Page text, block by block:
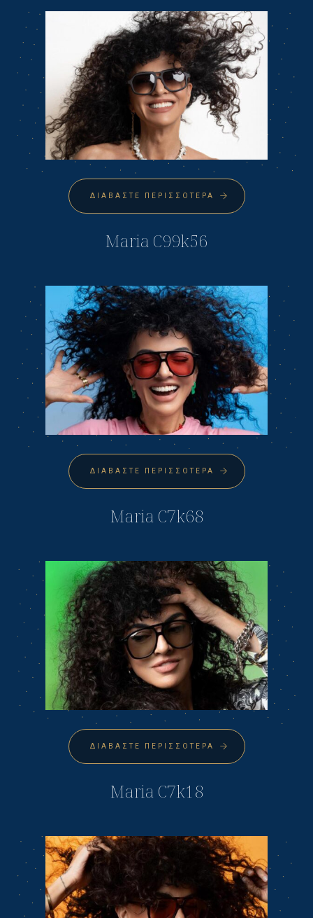
ΔΙΑΒΆΣΤΕ ΠΕΡΙΣΣΌΤΕΡΑ
Maria C99k56
ΔΙΑΒΆΣΤΕ ΠΕΡΙΣΣΌΤΕΡΑ
Maria C7k68
ΔΙΑΒΆΣΤΕ ΠΕΡΙΣΣΌΤΕΡΑ
Maria C7k18